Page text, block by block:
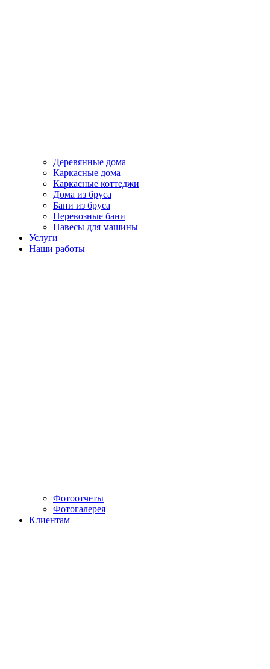
Деревянные дома
Каркасные дома
Каркасные коттеджи
Дома из бруса
Бани из бруса
Перевозные бани
Навесы для машины
Услуги
Наши работы
Фотоотчеты
Фотогалерея
Клиентам